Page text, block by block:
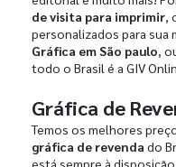
de visita para imprimir,
personalizados para sua
Gráfica em São paulo,
todo o Brasil é a GIV
Gráfica de
Temos os melhores
gráfica de revenda do
está sempre à